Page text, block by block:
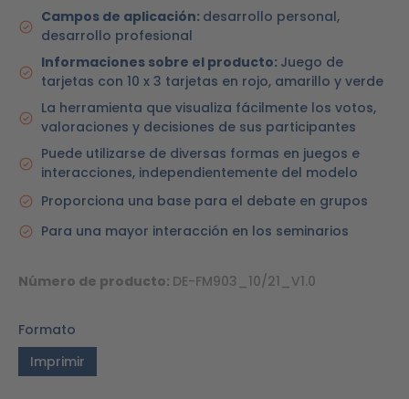
Campos de aplicación: desarrollo personal,
desarrollo profesional
Informaciones sobre el producto: Juego de
tarjetas con 10 x 3 tarjetas en rojo, amarillo y verde
La herramienta que visualiza fácilmente los votos,
valoraciones y decisiones de sus participantes
Puede utilizarse de diversas formas en juegos e
interacciones, independientemente del modelo
Proporciona una base para el debate en grupos
Para una mayor interacción en los seminarios
Número de producto: DE-FM903_10/21_V1.0
Formato
Imprimir